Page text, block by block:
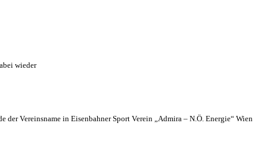
wieder
der Vereinsname in Eisenbahner Sport Verein „Admira – N.Ö. Energie“ Wien